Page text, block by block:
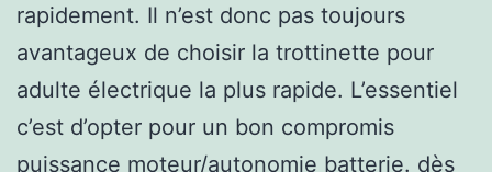
rapidement. Il n’est donc pas toujours
avantageux de choisir la trottinette pour
adulte électrique la plus rapide. L’essentiel
c’est d’opter pour un bon compromis
puissance moteur/autonomie batterie. dès